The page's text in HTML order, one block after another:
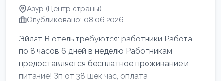
Азур (Центр страны)
Опубликовано: 08.06.2026
Эйлат В отель требуются: работники Работа
по 8 часов 6 дней в неделю Работникам
предоставляется бесплатное проживание и
питание! Зп от 38 шек час, оплата